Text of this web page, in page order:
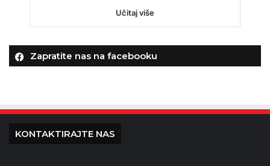
Učitaj više
Zapratite nas na facebooku
KONTAKTIRAJTE NAS